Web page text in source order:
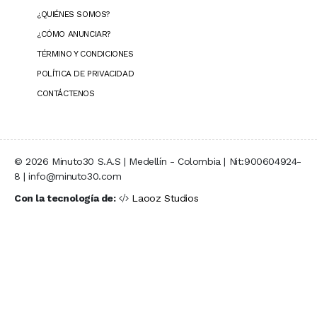
¿QUIÉNES SOMOS?
¿CÓMO ANUNCIAR?
TÉRMINO Y CONDICIONES
POLÍTICA DE PRIVACIDAD
CONTÁCTENOS
© 2026 Minuto30 S.A.S | Medellín - Colombia | Nit:900604924-
8 | info@minuto30.com
Con la tecnología de:
Laooz Studios